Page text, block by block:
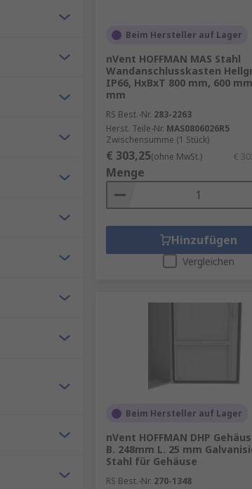
Beim Hersteller auf Lager
nVent HOFFMAN MAS Stahl
Wandanschlusskasten
IP66, HxBxT 800 mm, 600
mm
RS Best.-Nr. 283-2263
Herst. Teile-Nr. MAS0806026R5
Zwischensumme (1 Stück)
€ 303,25(ohne MwSt.) €
Menge
Hinzufügen
Vergleichen
Beim Hersteller auf Lager
nVent HOFFMAN DHP
B. 248mm L. 25 mm
Stahl für Gehäuse
RS Best.-Nr. 270-1348